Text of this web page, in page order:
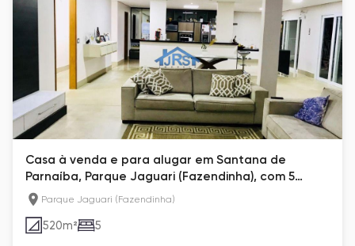
Casa à venda e para alugar em Santana de
Parnaíba, Parque Jaguari (Fazendinha), com 5
suítesParque Jaguari (Fazendinha)
520m² 5